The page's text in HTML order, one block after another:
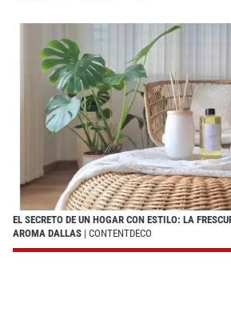
EL SECRETO DE UN HOGAR CON ESTILO: LA
AROMA DALLAS | CONTENTDECO